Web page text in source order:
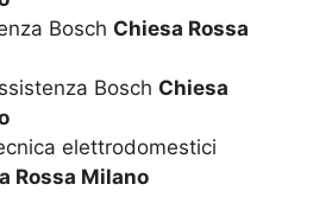
Bosch Chiesa Rossa
Bosch Chiesa
elettrodomestici
Rossa Milano